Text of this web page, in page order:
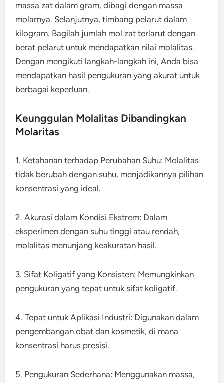
massa zat dalam gram, dibagi dengan massa
molarnya. Selanjutnya, timbang pelarut dalam
kilogram. Bagilah jumlah mol zat terlarut dengan
berat pelarut untuk mendapatkan nilai molalitas.
Dengan mengikuti langkah-langkah ini, Anda bisa
mendapatkan hasil pengukuran yang akurat untuk
berbagai keperluan.
Keunggulan Molalitas Dibandingkan
Molaritas
1. Ketahanan terhadap Perubahan Suhu: Molalitas
tidak berubah dengan suhu, menjadikannya pilihan
konsentrasi yang ideal.
2. Akurasi dalam Kondisi Ekstrem: Dalam
eksperimen dengan suhu tinggi atau rendah,
molalitas menunjang keakuratan hasil.
3. Sifat Koligatif yang Konsisten: Memungkinkan
pengukuran yang tepat untuk sifat koligatif.
4. Tepat untuk Aplikasi Industri: Digunakan dalam
pengembangan obat dan kosmetik, di mana
konsentrasi harus presisi.
5. Pengukuran Sederhana: Menggunakan massa,